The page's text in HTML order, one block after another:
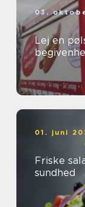
03.
Lej en
01. juni
Friske
sundhed